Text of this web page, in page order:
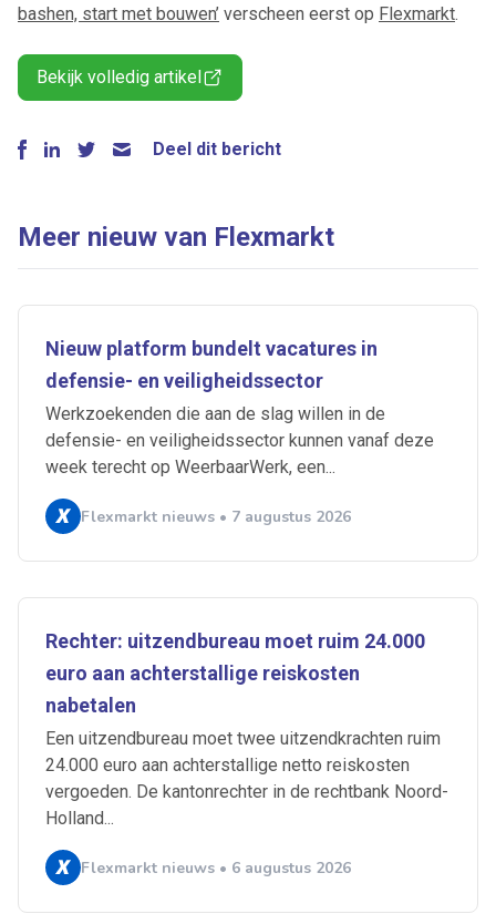
bashen, start met bouwen’ verscheen eerst op Flexmarkt.
Bekijk volledig artikel
Deel dit bericht
Meer nieuw van Flexmarkt
Nieuw platform bundelt vacatures in
defensie- en veiligheidssector
Werkzoekenden die aan de slag willen in de
defensie- en veiligheidssector kunnen vanaf deze
week terecht op WeerbaarWerk, een...
Flexmarkt nieuws • 7 augustus 2026
Rechter: uitzendbureau moet ruim 24.000
euro aan achterstallige reiskosten
nabetalen
Een uitzendbureau moet twee uitzendkrachten ruim
24.000 euro aan achterstallige netto reiskosten
vergoeden. De kantonrechter in de rechtbank Noord-
Holland...
Flexmarkt nieuws • 6 augustus 2026